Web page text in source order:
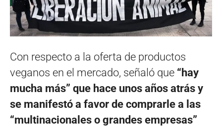
Con respecto a la oferta de productos
veganos en el mercado, señaló que “hay
mucha más” que hace unos años atrás y
se manifestó a favor de comprarle a las
“multinacionales o grandes empresas”